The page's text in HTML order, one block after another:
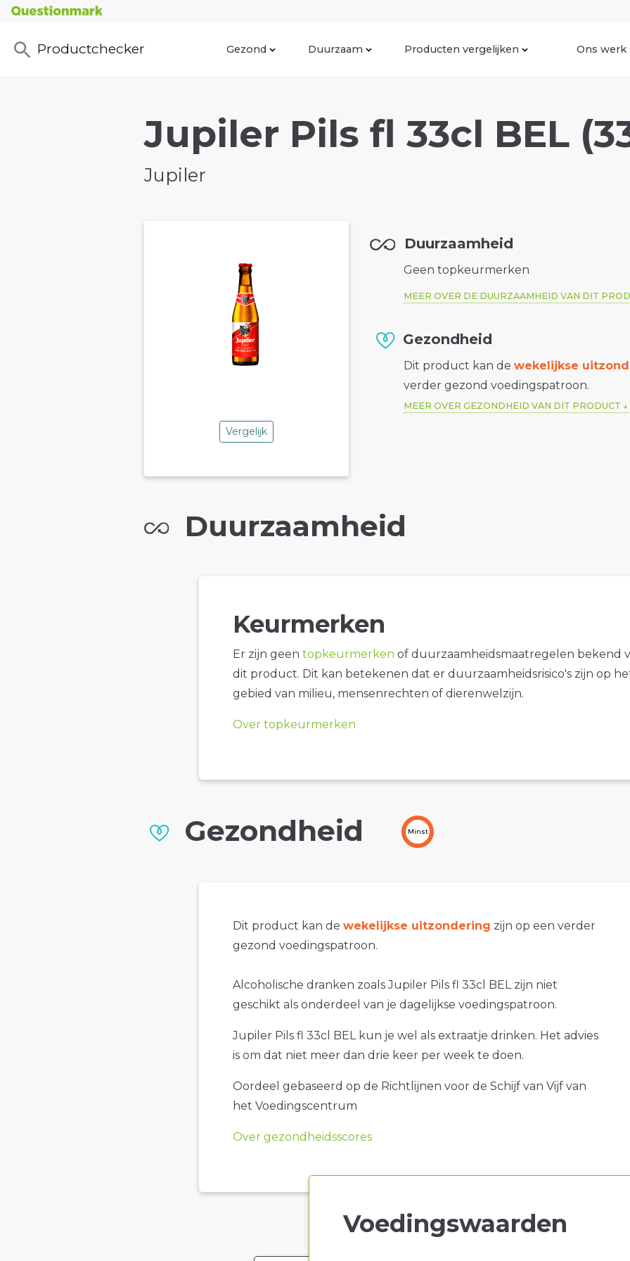
Productchecker Gezond Duurzaam Producten vergelijken Ons werk
Jupiler Pils fl 33cl BEL
Jupiler
Vergelijk
Duurzaamheid
Geen topkeurmerken
MEER OVER DE DUURZAAMHEID VAN DIT
Gezondheid
Dit product kan dewekelijkse
verder gezond voedingspatroon.
MEER OVER GEZONDHEID VAN DIT PRODUCT
Duurzaamheid
Keurmerken
Er zijn geen topkeurmerken of duurzaamheidsmaatregelen bekend
dit product. Dit kan betekenen dat er duurzaamheidsrisico's zijn op
gebied van milieu, mensenrechten of dierenwelzijn.
Over topkeurmerken
Gezondheid Minst
Dit product kan de wekelijkse uitzondering zijn op een verder
gezond voedingspatroon.
Alcoholische dranken zoals Jupiler Pils fl 33cl BEL zijn niet
geschikt als onderdeel van je dagelijkse voedingspatroon.
Jupiler Pils fl 33cl BEL kun je wel als extraatje drinken. Het advies
is om dat niet meer dan drie keer per week te doen.
Oordeel gebaseerd op de Richtlijnen voor de Schijf van Vijf van
het Voedingscentrum
Over gezondheidsscores
Voedingswaarden